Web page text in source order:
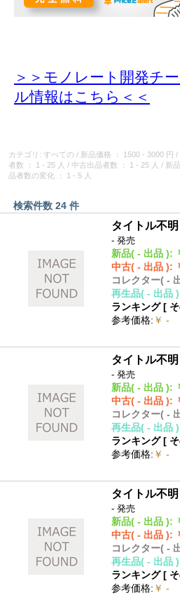
＞＞モノレート開発チ
ル情報はこちら＜＜
カテゴリ: すべての / 新品価格 ： 1500 - 3000 円 /
者数
： 1 - 25 人 / 中古出品者数 ： 1 - 25 人 / 新
品者数の変化
： 1 - 5 人
検索件数 24 件
タイトル不明
- 発売
新品( - 出品 ):
中古( - 出品 ):
コレクター( -
再生品( - 出品 )
ランキング [
参考価格: ￥ -
タイトル不明
- 発売
新品( - 出品 ):
中古( - 出品 ):
コレクター( -
再生品( - 出品 )
ランキング [
参考価格: ￥ -
タイトル不明
- 発売
新品( - 出品 ):
中古( - 出品 ):
コレクター( -
再生品( - 出品 )
ランキング [
参考価格: ￥ -